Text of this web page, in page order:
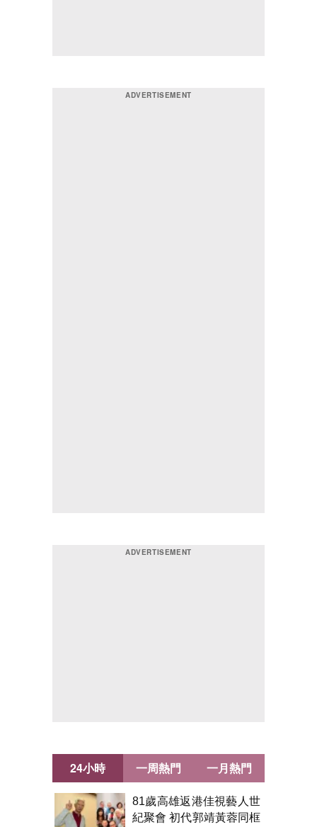
24小時
81歲高雄返港佳視藝人世
紀聚會 初代郭靖黃蓉同框
一周熱門 一月熱門